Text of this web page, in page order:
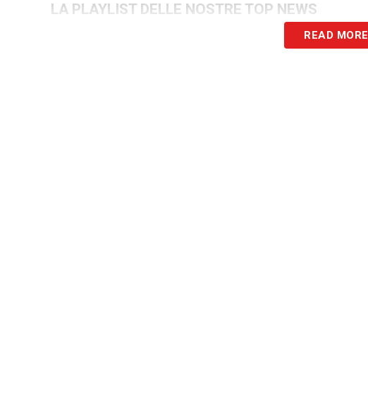
LA PLAYLIST DELLE NOSTRE TOP NEWS
READ MORE